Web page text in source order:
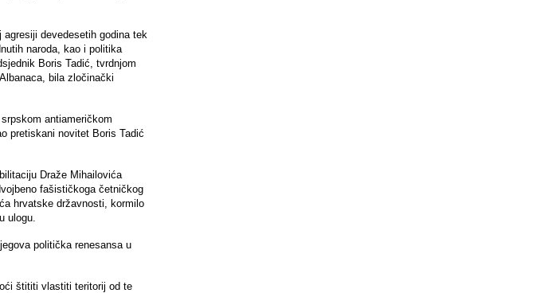
devedesetih godina tek
naroda, kao i politika
Boris Tadić, tvrdnjom
bila zločinački
antiameričkom
pretiskani novitet Boris Tadić
Draže Mihailovića
fašističkoga četničkog
hrvatske državnosti, kormilo
ulogu.
politička renesansa u
štititi vlastiti teritorij od te